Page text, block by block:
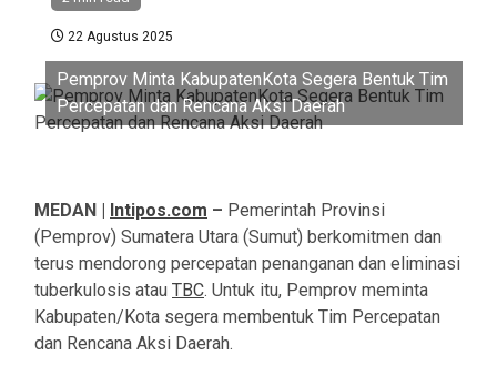
22 Agustus 2025
Pemprov Minta KabupatenKota Segera Bentuk Tim
Percepatan dan Rencana Aksi Daerah
MEDAN | Intipos.com – Pemerintah Provinsi
(Pemprov) Sumatera Utara (Sumut) berkomitmen dan
terus mendorong percepatan penanganan dan eliminasi
tuberkulosis atau TBC. Untuk itu, Pemprov meminta
Kabupaten/Kota segera membentuk Tim Percepatan
dan Rencana Aksi Daerah.